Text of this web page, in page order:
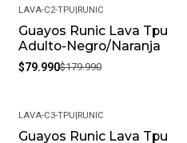
-56%
LAVA-C2-TPU RUNIC
Guayos Runic Lava Tpu
Adulto-Negro/Naranja
$79.990$179.990
-56%
LAVA-C3-TPU RUNIC
Guayos Runic Lava Tpu